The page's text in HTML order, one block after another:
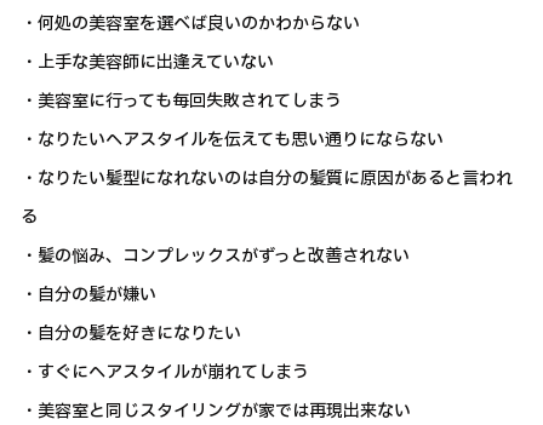
・何処の美容室を選べば良いのかわからない
・上手な美容師に出逢えていない
・美容室に行っても毎回失敗されてしまう
・なりたいヘアスタイルを伝えても思い通りにならない
・なりたい髪型になれないのは自分の髪質に原因があると言われ
る
・髪の悩み、コンプレックスがずっと改善されない
・自分の髪が嫌い
・自分の髪を好きになりたい
・すぐにヘアスタイルが崩れてしまう
・美容室と同じスタイリングが家では再現出来ない